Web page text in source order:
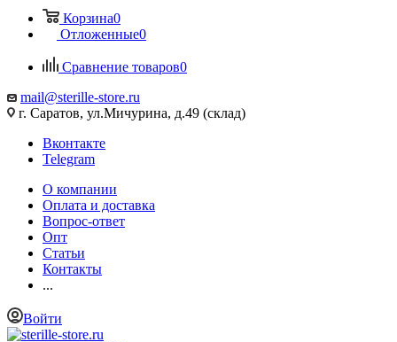
Корзина0
Отложенные0
Сравнение товаров0
mail@sterille-store.ru
г. Саратов, ул.Мичурина, д.49 (склад)
Вконтакте
Telegram
О компании
Оплата и доставка
Вопрос-ответ
Опт
Статьи
Контакты
...
Войти